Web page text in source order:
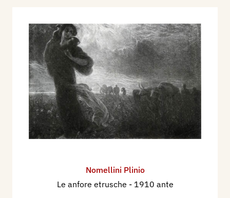
a Venezia, "Primavera fiorentinai" - Plinio
Nomellini, Torino, L'artista moderno, volume XXI,
n. 22 novembre, p. 347 ill.
1923 - Quadriennale di Torino, Esposizione
Nazionale di Belle Arti, catalogo mostra, pp. 33,
34, nn. 183, 186, 200, 202.
1930 - Notizie ed Echi, La quarta Mostra del
Sindacato Toscano, Urbino, Rassegna della
d'Arte della Città di Venezia, catalogo mostra, p.
Nomellini Plinio
Le anfore etrusche - 1910 ante